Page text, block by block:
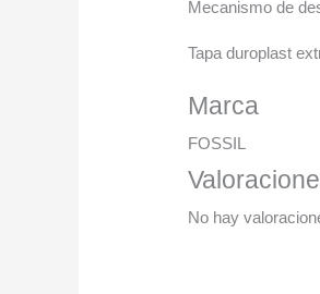
Mecanismo de
Tapa duroplast
Marca
FOSSIL
No hay